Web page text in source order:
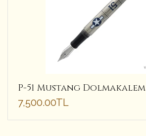
P-51 Mustang Dolmakalem
7,500.00TL